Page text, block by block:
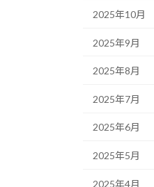
2025年10月
2025年9月
2025年8月
2025年7月
2025年6月
2025年5月
2025年4月